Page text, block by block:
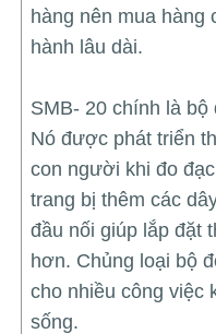
hàng nên mua hàng
hành lâu dài.
SMB- 20 chính là bộ
Nó được phát triển
con người khi đo
trang bị thêm các
đầu nối giúp lắp đặt
hơn. Chủng loại bộ
cho nhiều công việc
sống.